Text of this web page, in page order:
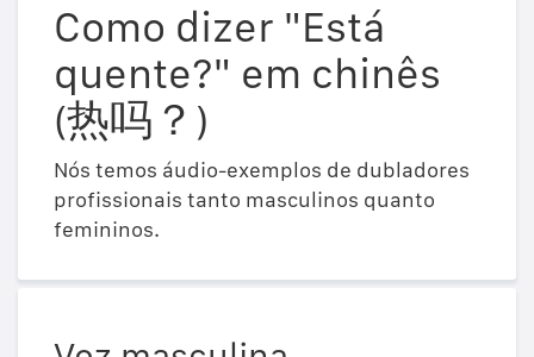
Como dizer "Está
quente?" em chinês
(热吗？)
Nós temos áudio-exemplos de dubladores
profissionais tanto masculinos quanto
femininos.